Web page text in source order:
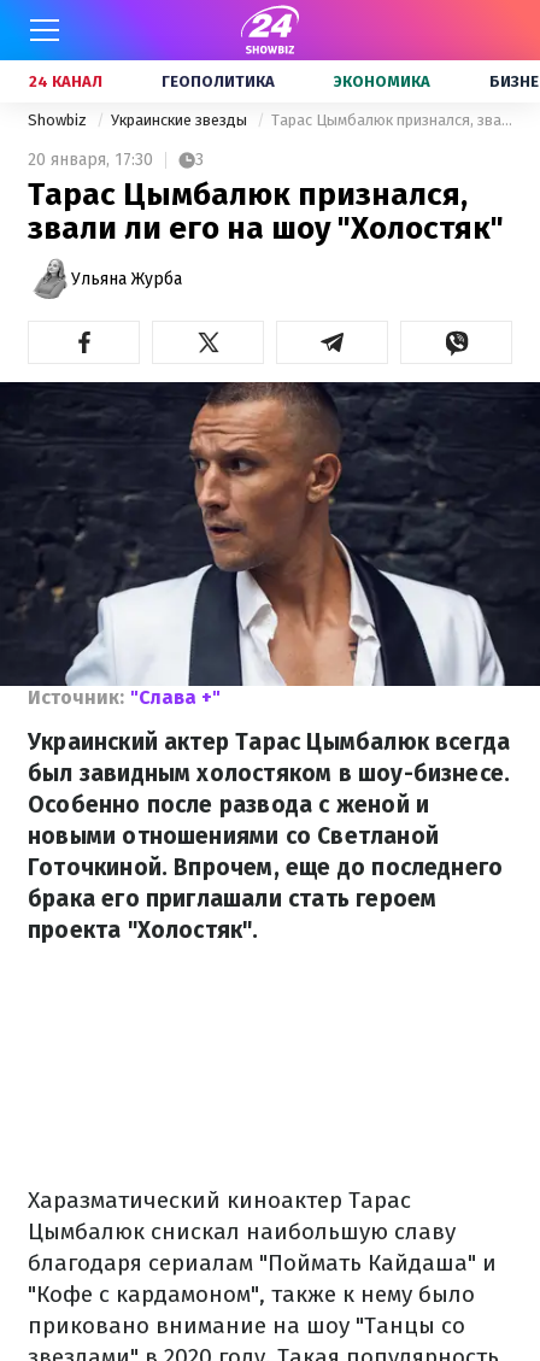
24 КАНАЛ ГЕОПОЛИТИКА ЭКОНОМИКА
Showbiz Украинские звезды Тарас Цымбалюк признался, звали ли его на шоу "Холостяк"
20 января, 17:30 3
Тарас Цымбалюк признался,
звали ли его на шоу "Холостяк"
Ульяна Журба
Источник: "Слава +"
Украинский актер Тарас Цымбалюк всегда
был завидным холостяком в шоу-бизнесе.
Особенно после развода с женой и
новыми отношениями со Светланой
Готочкиной. Впрочем, еще до последнего
брака его приглашали стать героем
проекта "Холостяк".
Харазматический киноактер Тарас
Цымбалюк снискал наибольшую славу
благодаря сериалам "Поймать Кайдаша" и
"Кофе с кардамоном", также к нему было
приковано внимание на шоу "Танцы со